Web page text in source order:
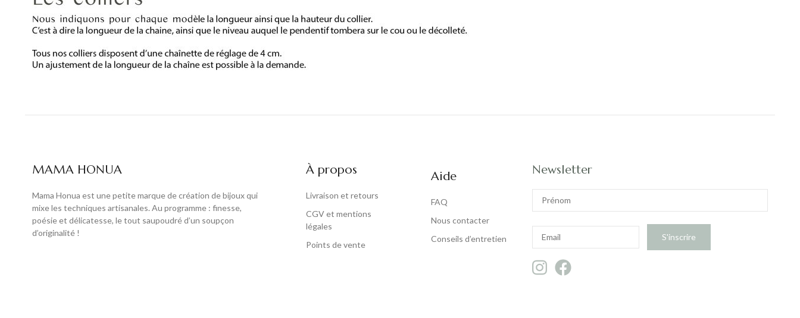
MAMA HONUA
Mama Honua est une petite marque de création de bijoux qui
mixe les techniques artisanales. Au programme : finesse,
poésie et délicatesse, le tout saupoudré d’un soupçon
d’originalité !
Aide
FAQ
Nous contacter
Conseils d’entretien
À propos
Livraison et retours
CGV et mentions
légales
Points de vente
Newsletter